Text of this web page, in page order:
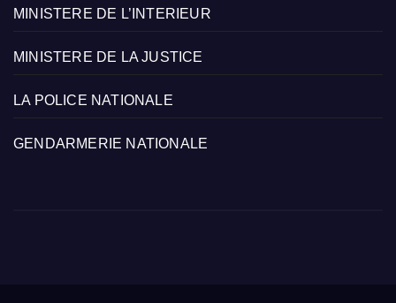
MINISTERE DE L’INTERIEUR
MINISTERE DE LA JUSTICE
LA POLICE NATIONALE
GENDARMERIE NATIONALE